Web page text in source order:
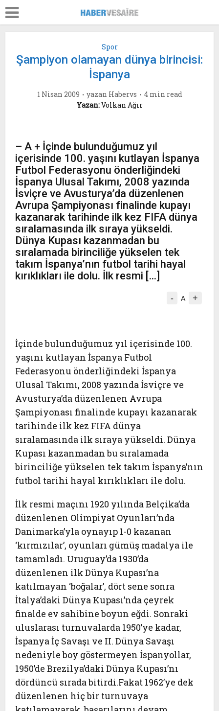
Spor
Şampiyon olamayan dünya birincisi:
İspanya
1 Nisan 2009 yazan Habervs
4 min read
Yazan:Volkan Ağır
– A + İçinde bulunduğumuz yıl
içerisinde 100. yaşını kutlayan İspanya
Futbol Federasyonu önderliğindeki
İspanya Ulusal Takımı, 2008 yazında
İsviçre ve Avusturya’da düzenlenen
Avrupa Şampiyonası finalinde kupayı
kazanarak tarihinde ilk kez FIFA dünya
sıralamasında ilk sıraya yükseldi.
Dünya Kupası kazanmadan bu
sıralamada birinciliğe yükselen tek
takım İspanya’nın futbol tarihi hayal
kırıklıkları ile dolu. İlk resmi […]
- A +
İçinde bulunduğumuz yıl içerisinde 100.
yaşını kutlayan İspanya Futbol
Federasyonu önderliğindeki İspanya
Ulusal Takımı, 2008 yazında İsviçre ve
Avusturya’da düzenlenen Avrupa
Şampiyonası finalinde kupayı kazanarak
tarihinde ilk kez FIFA dünya
sıralamasında ilk sıraya yükseldi. Dünya
Kupası kazanmadan bu sıralamada
birinciliğe yükselen tek takım İspanya’nın
futbol tarihi hayal kırıklıkları ile dolu.
İlk resmi maçını 1920 yılında Belçika’da
düzenlenen Olimpiyat Oyunları’nda
Danimarka’yla oynayıp 1-0 kazanan
‘kırmızılar’, oyunları gümüş madalya ile
tamamladı. Uruguay’da 1930’da
düzenlenen ilk Dünya Kupası’na
katılmayan ‘boğalar’, dört sene sonra
İtalya’daki Dünya Kupası’nda çeyrek
finalde ev sahibine boyun eğdi. Sonraki
uluslarası turnuvalarda 1950’ye kadar,
İspanya İç Savaşı ve II. Dünya Savaşı
nedeniyle boy göstermeyen İspanyollar,
1950’de Brezilya’daki Dünya Kupası’nı
dördüncü sırada bitirdi.Fakat 1962’ye dek
düzenlenen hiç bir turnuvaya